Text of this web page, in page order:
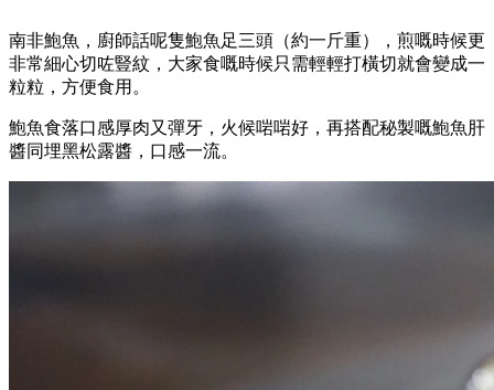
南非鮑魚，廚師話呢隻鮑魚足三頭（約一斤重），煎嘅時候更
非常細心切咗豎紋，大家食嘅時候只需輕輕打橫切就會變成一
粒粒，方便食用。
鮑魚食落口感厚肉又彈牙，火候啱啱好，再搭配秘製嘅鮑魚肝
醬同埋黑松露醬，口感一流。